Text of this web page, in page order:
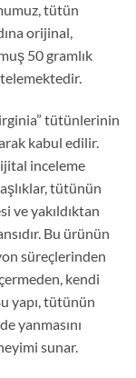
tütün
orijinal,
50 gramlık
tütünlerinin
kabul edilir.
inceleme
tütünün
ve yakıldıktan
Bu ürünün
süreçlerinden
kendi
yapı, tütünün
yanmasını
sunar.